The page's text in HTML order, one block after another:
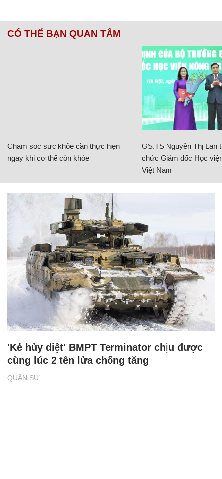
CÓ THỂ BẠN QUAN TÂM
Chăm sóc sức khỏe cần thực hiện
ngay khi cơ thể còn khỏe
GS.TS Nguyễn Thị Lan
chức Giám đốc Học
Việt Nam
QUÂN SỰ
'Kẻ hủy diệt' BMPT Terminator chịu được
cùng lúc 2 tên lửa chống tăng